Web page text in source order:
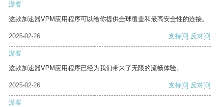
游客
这款加速器VPM应用程序可以给你提供全球覆盖和最高安全性的连接。
2025-02-26 支持[0] 反对[0]
游客
这款加速器VPM应用程序已经为我们带来了无限的流畅体验。
2025-02-26 支持[0] 反对[0]
游客